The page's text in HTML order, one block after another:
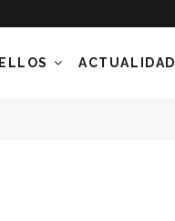
ACTUALIDAD